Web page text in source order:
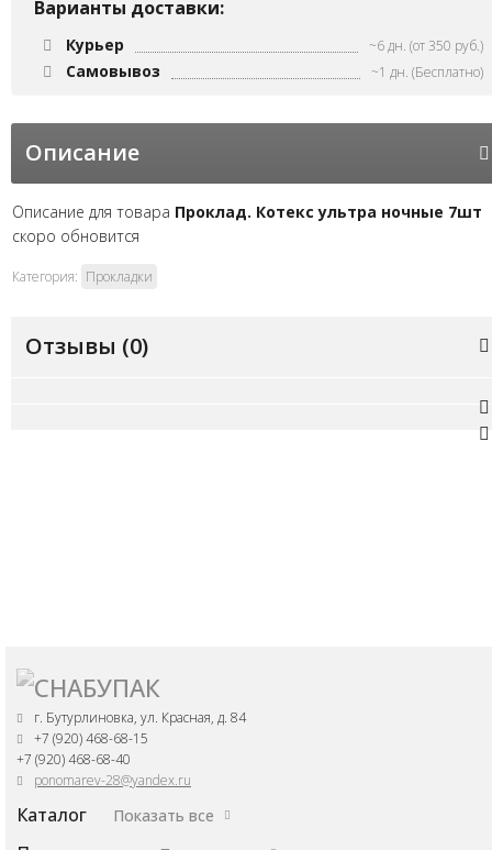
Варианты доставки:
Курьер ~6 дн. (от 350 руб.)
Самовывоз ~1 дн. (Бесплатно)
Описание
Описание для товара Проклад. Котекс ультра ночные 7шт
скоро обновится
Категория: Прокладки
Отзывы (0)
г. Бутурлиновка, ул. Красная, д. 84
+7 (920) 468-68-15
+7 (920) 468-68-40
ponomarev-28@yandex.ru
Каталог Показать все